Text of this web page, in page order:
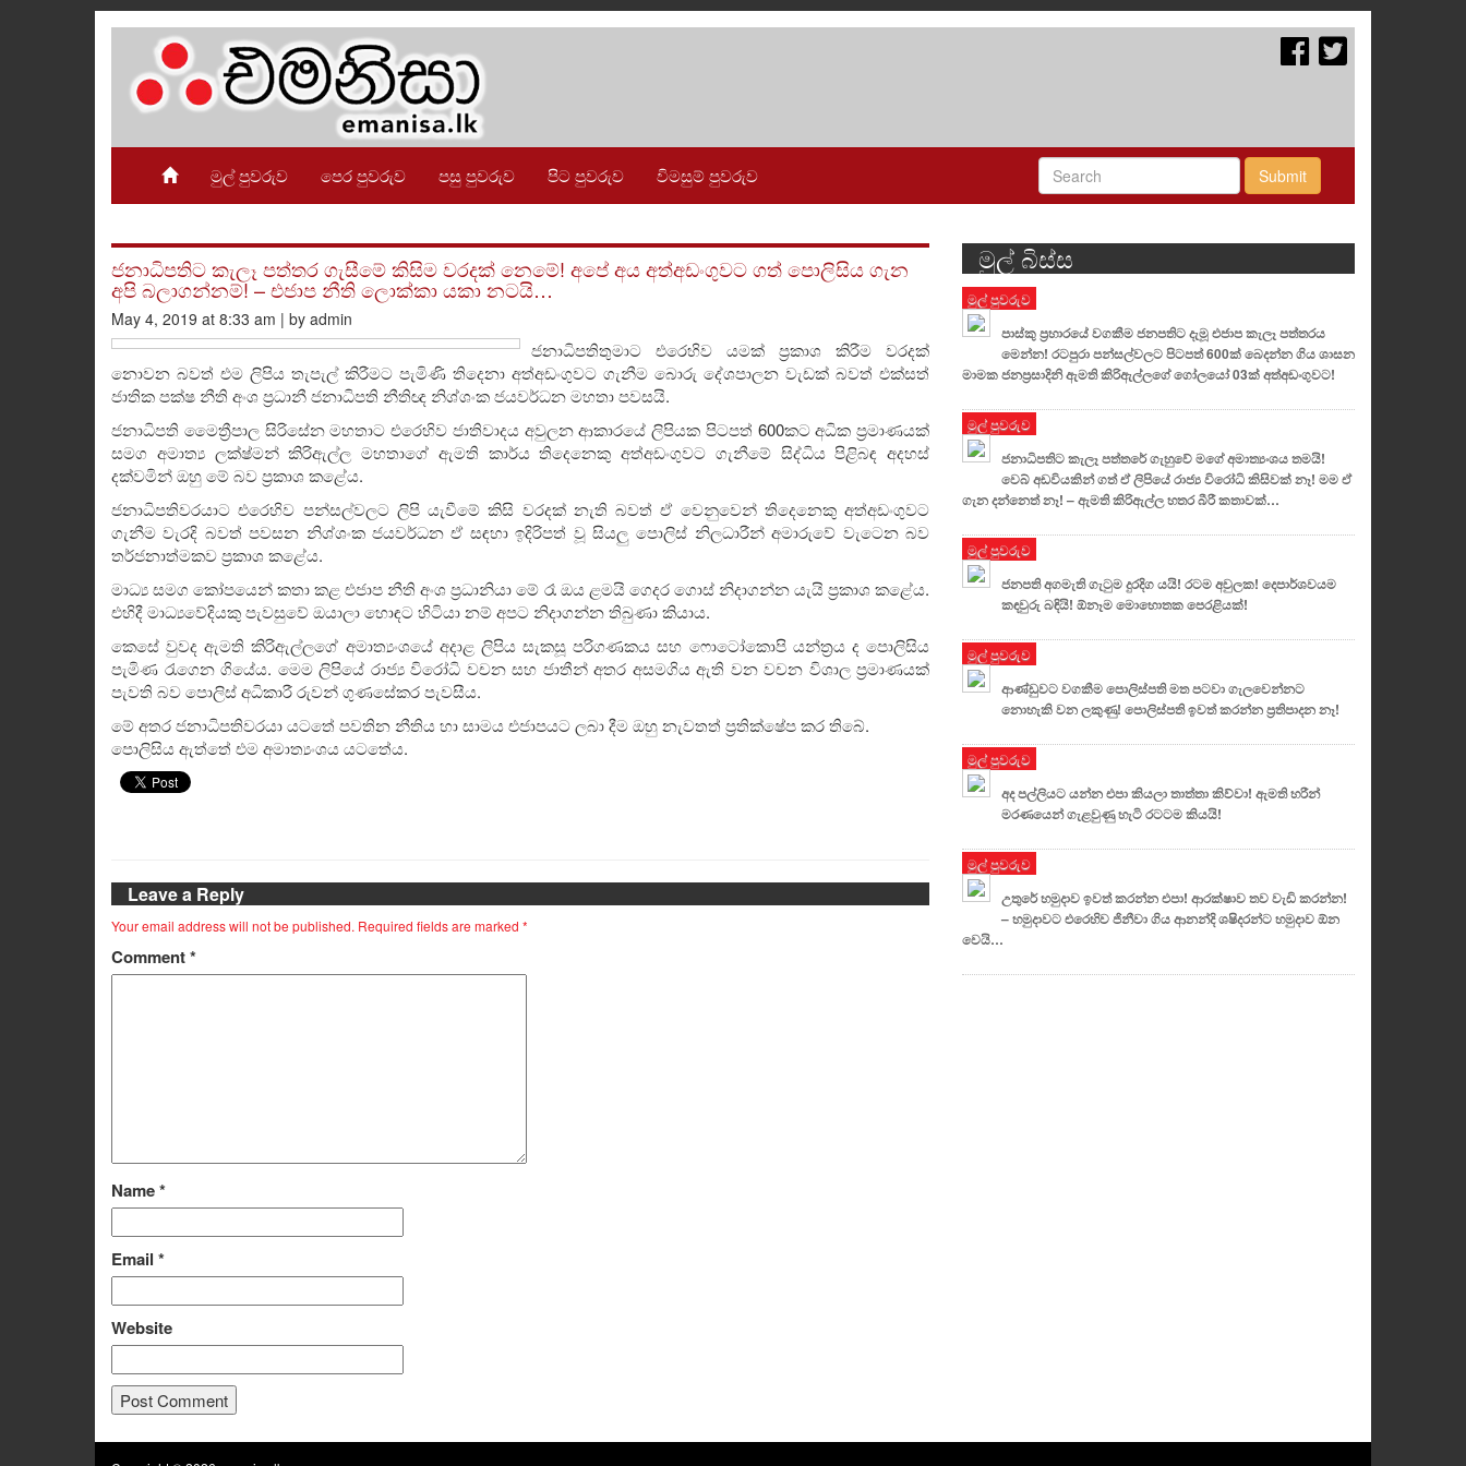
මුල් පුවරුව පෙර පුවරුව පසු පුවරුව පිට පුවරුව විමසුම් පුවරුව Submit
ජනාධිපතිට කැලෑ පත්තර ගැසීමේ කිසිම වරදක් නෙමේ! අපේ අය අත්අඩංගුවට ගත් පොලිසිය ගැන
අපි බලාගන්නම්! – එජාප නීති ලොක්කා යකා නටයි…
May 4, 2019 at 8:33 am | by admin
ජනාධිපතිතුමාට එරෙහිව යමක් ප්‍රකාශ කිරීම වරදක්
නොවන බවත් එම ලිපිය තැපැල් කිරීමට පැමිණි තිදෙනා අත්අඩංගුවට ගැනීම බොරු දේශපාලන වැඩක් බවත් එක්සත්
ජාතික පක්ෂ නීති අංශ ප්‍රධානී ජනාධිපති නීතිඥ නිශ්ශංක ජයවර්ධන මහතා පවසයි.
ජනාධිපති මෛත්‍රීපාල සිරිසේන මහතාට එරෙහිව ජාතිවාදය අවුලන ආකාරයේ ලිපියක පිටපත් 600කට අධික ප්‍රමාණයක්
සමග අමාත්‍ය ලක්ෂ්මන් කිරිඇල්ල මහතාගේ ඇමති කාර්ය තිදෙනෙකු අත්අඩංගුවට ගැනීමේ සිද්ධිය පිළිබඳ අදහස්
දක්වමින් ඔහු මේ බව ප්‍රකාශ කළේය.
ජනාධිපතිවරයාට එරෙහිව පන්සල්වලට ලිපි යැවීමේ කිසි වරදක් නැති බවත් ඒ වෙනුවෙන් තිදෙනෙකු අත්අඩංගුවට
ගැනීම වැරදි බවත් පවසන නිශ්ශංක ජයවර්ධන ඒ සඳහා ඉදිරිපත් වූ සියලු පොලිස් නිලධාරීන් අමාරුවේ වැටෙන බව
තර්ජනාත්මකව ප්‍රකාශ කළේය.
මාධ්‍ය සමග කෝපයෙන් කතා කළ එජාප නීති අංශ ප්‍රධානියා මේ රෑ ඔය ළමයි ගෙදර ගොස් නිදාගන්න යැයි ප්‍රකාශ කළේය.
එහිදී මාධ්‍යවේදියකු පැවසුවේ ඔයාලා හොඳට හිටියා නම් අපට නිදාගන්න තිබුණා කියාය.
කෙසේ වුවද ඇමති කිරිඇල්ලගේ අමාත්‍යංශයේ අදාළ ලිපිය සැකසූ පරිගණකය සහ ෆොටෝකොපි යන්ත්‍රය ද පොලිසිය
පැමිණ රැගෙන ගියේය. මෙම ලිපියේ රාජ්‍ය විරෝධි වචන සහ ජාතීන් අතර අසමගිය ඇති වන වචන විශාල ප්‍රමාණයක්
පැවති බව පොලිස් අධිකාරී රුවන් ගුණසේකර පැවසීය.
මේ අතර ජනාධිපතිවරයා යටතේ පවතින නීතිය හා සාමය එජාපයට ලබා දීම ඔහු නැවතත් ප්‍රතික්ෂේප කර තිබේ.
පොලිසිය ඇත්තේ එම අමාත්‍යංශය යටතේය.
Leave a Reply
Your email address will not be published. Required fields are marked *
Comment*
Name*
Email *
Website
Alternative:
මුල් බිස්ස
මුල් පුවරුව
පාස්කු ප්‍රහාරයේ වගකීම ජනපතිට දැමූ එජාප කැලෑ පත්තරය
මෙන්න! රටපුරා පන්සල්වලට පිටපත් 600ක් බෙදන්න ගිය ශාසන
මාමක ජනප්‍රසාදිනි ඇමති කිරිඇල්ලගේ ගෝලයෝ 03ක් අත්අඩංගුවට!
මුල් පුවරුව
ජනාධිපතිට කැලෑ පත්තරේ ගැහුවේ මගේ අමාත්‍යංශය තමයි!
වෙබ් අඩවියකින් ගත් ඒ ලිපියේ රාජ්‍ය විරෝධි කිසිවක් නෑ! මම ඒ
ගැන දන්නෙත් නෑ! – ඇමති කිරිඇල්ල හතර බීරී කතාවක්…
මුල් පුවරුව
ජනපති අගමැති ගැටුම දුරදිග යයි! රටම අවුලක! දෙපාර්ශවයම
කඳවුරු බඳියි! ඕනෑම මොහොතක පෙරළියක්!
මුල් පුවරුව
ආණ්ඩුවට වගකීම පොලිස්පති මත පටවා ගැලවෙන්නට
නොහැකි වන ලකුණු! පොලිස්පති ඉවත් කරන්න ප්‍රතිපාදන නෑ!
මුල් පුවරුව
අද පල්ලියට යන්න එපා කියලා තාත්තා කිව්වා! ඇමති හරීන්
මරණයෙන් ගැළවුණු හැටි රටටම කියයි!
මුල් පුවරුව
උතුරේ හමුදාව ඉවත් කරන්න එපා! ආරක්ෂාව තව වැඩි කරන්න!
– හමුදාවට එරෙහිව ජිනීවා ගිය ආනන්දි ශෂිදරන්ට හමුදාව ඕන
වෙයි…